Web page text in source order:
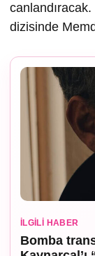
dizisinde
İLGILI HABER
Bomba